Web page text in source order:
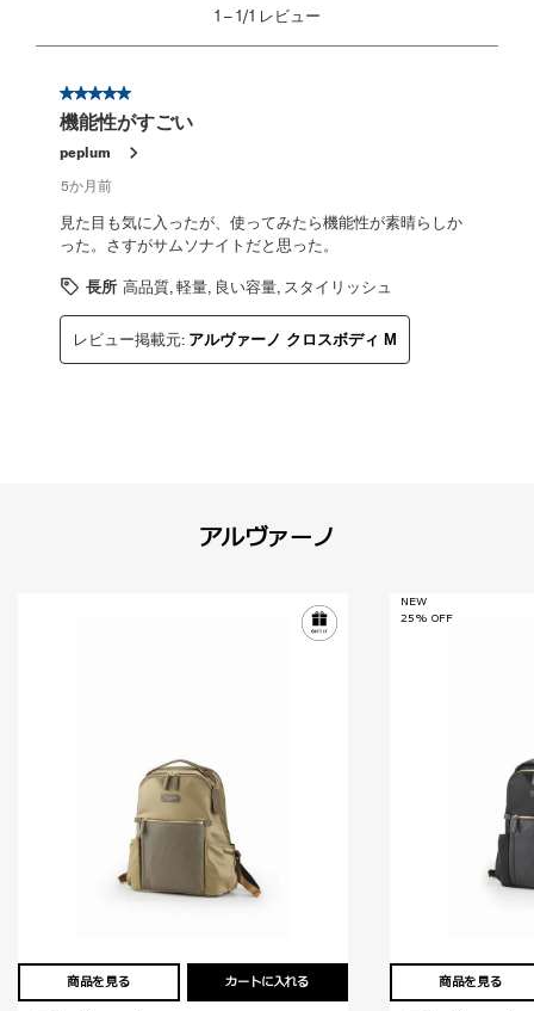
ー。
1 – 1/1 レビュー
星5／5個です。
機能性がすごい
peplum
5か月前
見た目も気に入ったが、使ってみたら機能性が素晴らしか
った。さすがサムソナイトだと思った。
長所 高品質, 軽量, 良い容量, スタイリッシュ
レビュー掲載元: アルヴァーノ クロスボディ M
アルヴァーノ
商品を見る カートに入れる 商品を見る
25% OFF
NEW